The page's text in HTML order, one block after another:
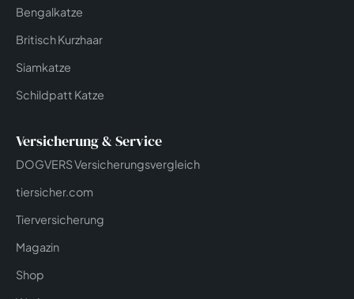
Bengalkatze
Britisch Kurzhaar
Siamkatze
Schildpatt Katze
Versicherung & Service
DOGVERS Versicherungsvergleich
tiersicher.com
Tierversicherung
Magazin
Shop